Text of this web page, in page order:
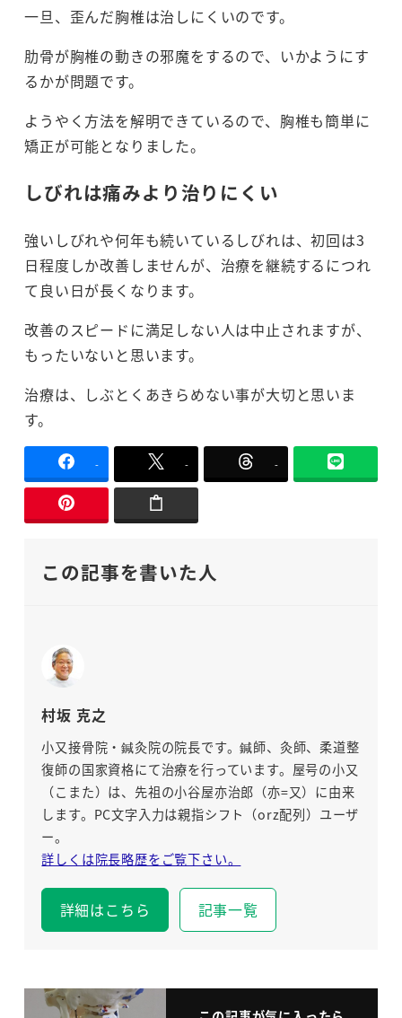
一旦、歪んだ胸椎は治しにくいのです。
肋骨が胸椎の動きの邪魔をするので、いかようにす
るかが問題です。
ようやく方法を解明できているので、胸椎も簡単に
矯正が可能となりました。
しびれは痛みより治りにくい
強いしびれや何年も続いているしびれは、初回は3
日程度しか改善しませんが、治療を継続するにつれ
て良い日が長くなります。
改善のスピードに満足しない人は中止されますが、
もったいないと思います。
治療は、しぶとくあきらめない事が大切と思いま
す。
- - -
この記事を書いた人
村坂 克之
小又接骨院・鍼灸院の院長です。鍼師、灸師、柔道整
復師の国家資格にて治療を行っています。屋号の小又
（こまた）は、先祖の小谷屋亦治郎（亦=又）に由来
します。PC文字入力は親指シフト（orz配列）ユーザ
ー。
詳しくは院長略歴をご覧下さい。
詳細はこちら 記事一覧